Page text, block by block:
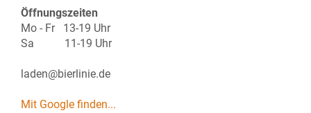
Öffnungszeiten
Mo - Fr 13-19 Uhr
Sa 11-19 Uhr
laden@bierlinie.de
Mit Google finden...